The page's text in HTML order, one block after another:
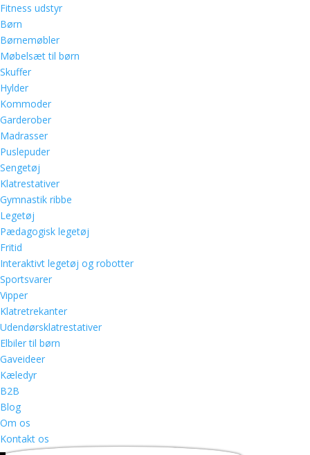
Fitness udstyr
Børn
Børnemøbler
Møbelsæt til børn
Skuffer
Hylder
Kommoder
Garderober
Madrasser
Puslepuder
Sengetøj
Klatrestativer
Gymnastik ribbe
Legetøj
Pædagogisk legetøj
Fritid
Interaktivt legetøj og robotter
Sportsvarer
Vipper
Klatretrekanter
Udendørsklatrestativer
Elbiler til børn
Gaveideer
Kæledyr
B2B
Blog
Om os
Kontakt os